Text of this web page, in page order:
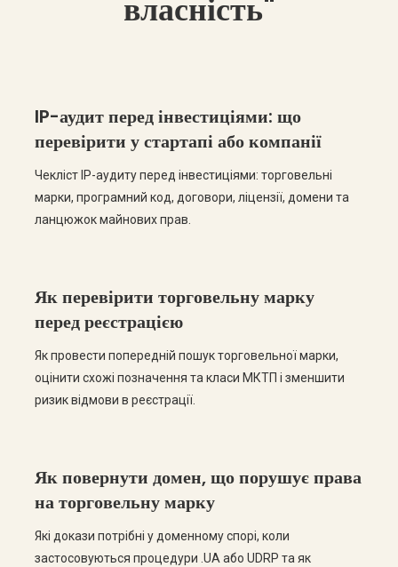
власність"
IP-аудит перед інвестиціями: що
перевірити у стартапі або компанії
Чекліст IP-аудиту перед інвестиціями: торговельні
марки, програмний код, договори, ліцензії, домени та
ланцюжок майнових прав.
Як перевірити торговельну марку
перед реєстрацією
Як провести попередній пошук торговельної марки,
оцінити схожі позначення та класи МКТП і зменшити
ризик відмови в реєстрації.
Як повернути домен, що порушує права
на торговельну марку
Які докази потрібні у доменному спорі, коли
застосовуються процедури .UA або UDRP та як